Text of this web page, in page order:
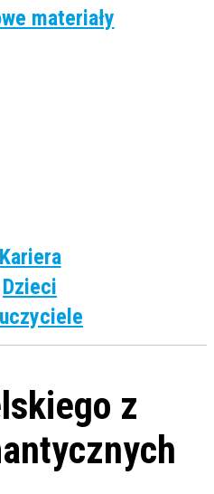
materiały
Kariera
Dzieci
z